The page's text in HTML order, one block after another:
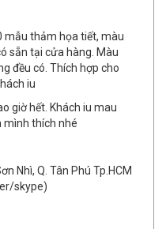
mẫu thảm họa tiết, màu
sẵn tại cửa hàng. Màu
đều có. Thích hợp cho
iu
giờ hết. Khách iu mau
mình thích nhé
Nhì, Q. Tân Phú Tp.HCM
skype)